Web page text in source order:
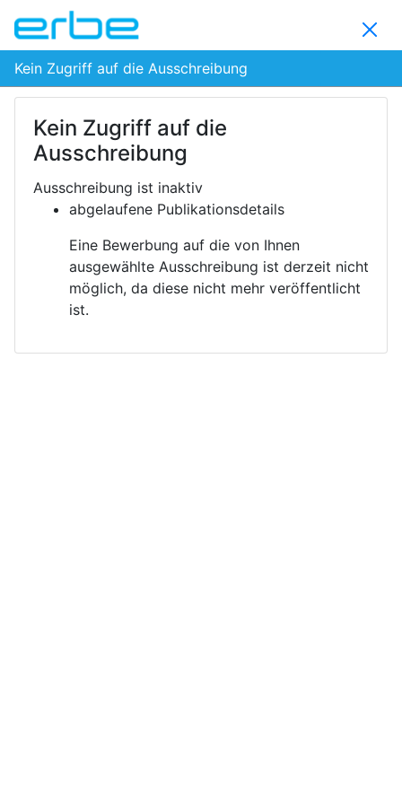
Kein Zugriff auf die Ausschreibung
Kein Zugriff auf die
Ausschreibung
Ausschreibung ist inaktiv
abgelaufene Publikationsdetails
Eine Bewerbung auf die von Ihnen
ausgewählte Ausschreibung ist derzeit nicht
möglich, da diese nicht mehr veröffentlicht
ist.